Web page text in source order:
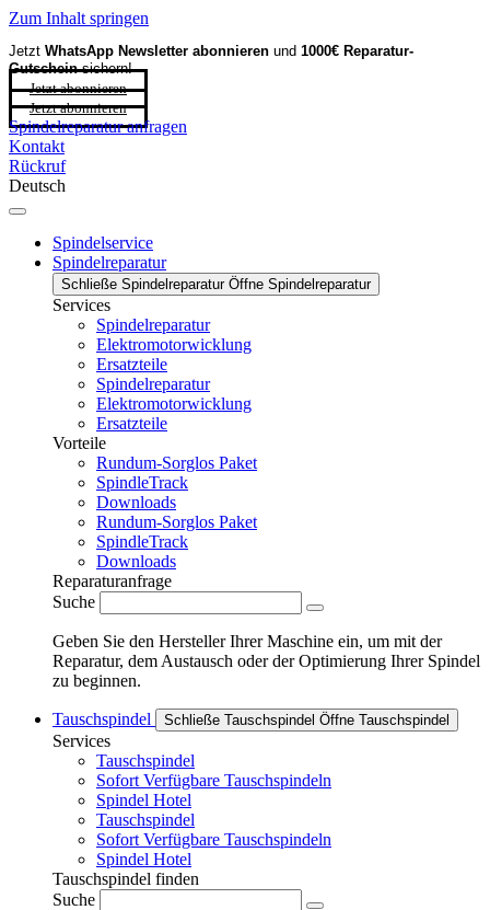
Zum Inhalt springen
Jetzt WhatsApp Newsletter abonnieren und 1000€ Reparatur-
Gutscheinsichern!
Jetzt abonnieren
Jetzt abonnieren
Spindelreparatur anfragen
Kontakt
Rückruf
Deutsch
Spindelservice
Spindelreparatur
Schließe Spindelreparatur Öffne Spindelreparatur
Services
Spindelreparatur
Elektromotorwicklung
Ersatzteile
Spindelreparatur
Elektromotorwicklung
Ersatzteile
Vorteile
Rundum-Sorglos Paket
SpindleTrack
Downloads
Rundum-Sorglos Paket
SpindleTrack
Downloads
Reparaturanfrage
Suche
Geben Sie den Hersteller Ihrer Maschine ein, um mit der
Reparatur, dem Austausch oder der Optimierung Ihrer Spindel
zu beginnen.
Tauschspindel Schließe Tauschspindel Öffne Tauschspindel
Services
Tauschspindel
Sofort Verfügbare Tauschspindeln
Spindel Hotel
Tauschspindel
Sofort Verfügbare Tauschspindeln
Spindel Hotel
Tauschspindel finden
Suche